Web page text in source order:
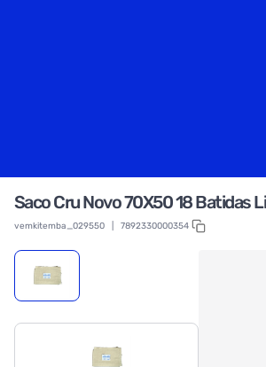
Saco Cru Novo 70X50 18 Batidas
vemkitemba_029550 7892330000354